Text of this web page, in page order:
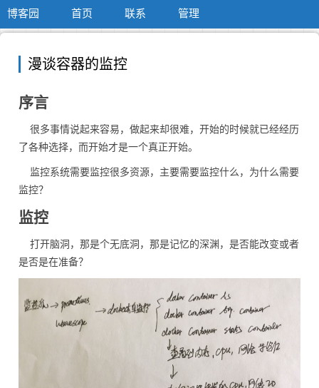
博客园 首页 联系 管理
漫谈容器的监控
序言
很多事情说起来容易，做起来却很难，开始的时候就已经经历
了各种选择，而开始才是一个真正开始。
监控系统需要监控很多资源，主要需要监控什么，为什么需要
监控？
监控
打开脑洞，那是个无底洞，那是记忆的深渊，是否能改变或者
是否是在准备？